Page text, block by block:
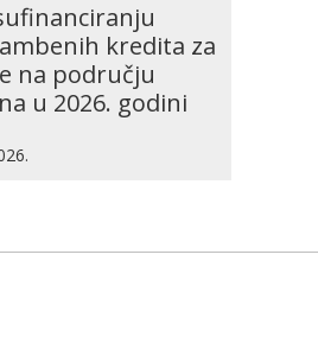
kredita za
na području
u 2026. godini